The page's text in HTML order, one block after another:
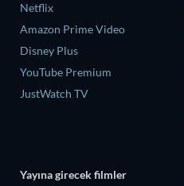
Netflix
Amazon Prime Video
Disney Plus
YouTube Premium
JustWatch TV
Yayına girecek filmler